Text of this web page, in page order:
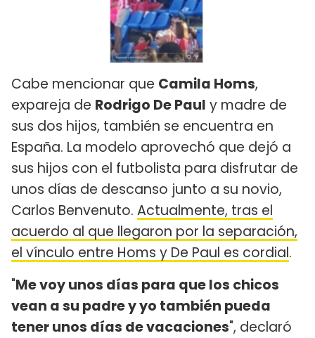
Cabe mencionar que Camila Homs,
expareja de Rodrigo De Paul y madre de
sus dos hijos, también se encuentra en
España. La modelo aprovechó que dejó a
sus hijos con el futbolista para disfrutar de
unos días de descanso junto a su novio,
Carlos Benvenuto. Actualmente, tras el
acuerdo al que llegaron por la separación,
el vínculo entre Homs y De Paul es cordial.
"Me voy unos días para que los chicos
vean a su padre y yo también pueda
tener unos días de vacaciones", declaró